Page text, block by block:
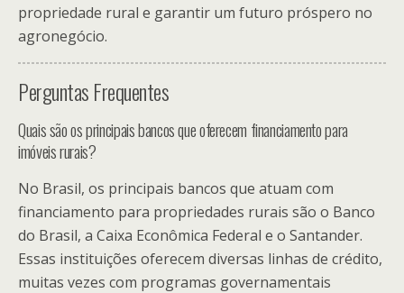
propriedade rural e garantir um futuro próspero no
agronegócio.
Perguntas Frequentes
Quais são os principais bancos que oferecem financiamento para
imóveis rurais?
No Brasil, os principais bancos que atuam com
financiamento para propriedades rurais são o Banco
do Brasil, a Caixa Econômica Federal e o Santander.
Essas instituições oferecem diversas linhas de crédito,
muitas vezes com programas governamentais